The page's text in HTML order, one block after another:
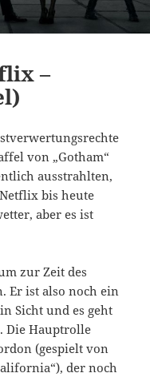
–
von „Gotham“
ausstrahlten,
bis heute
aber es ist
zur Zeit des
Er ist also noch ein
Sicht und es geht
Die Hauptrolle
(gespielt von
der noch